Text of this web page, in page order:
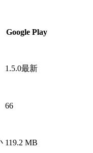
Google Play
1.5.0最新
66
119.2 MB